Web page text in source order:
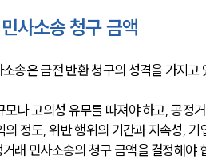
사소송 청구 금액
송은 금전 반환 청구의 성격을 가지
모나 고의성 유무를 따져야 하고, 공정
의 정도, 위반 행위의 기간과 지속성,
래 민사소송의 청구 금액을 결정해야